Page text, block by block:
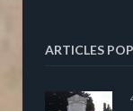
ARTICLES